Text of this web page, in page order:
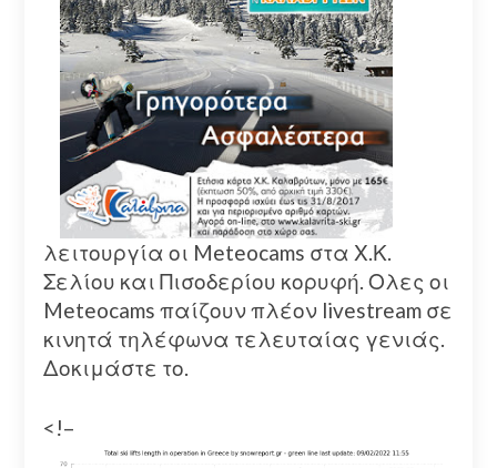
λειτουργία οι Meteocams στα Χ.Κ.
Σελίου και Πισοδερίου κορυφή. Ολες οι
Meteocams παίζουν πλέον livestream σε
κινητά τηλέφωνα τελευταίας γενιάς.
Δοκιμάστε το.
<!–